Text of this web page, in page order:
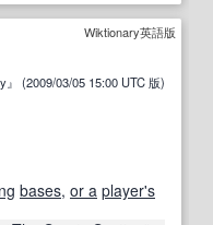
Wiktionary英語版
』 (2009/03/05 15:00 UTC 版)
bases, or a player's